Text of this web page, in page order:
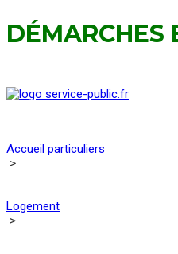
DÉMARCHES
Accueil particuliers
>
Logement
>